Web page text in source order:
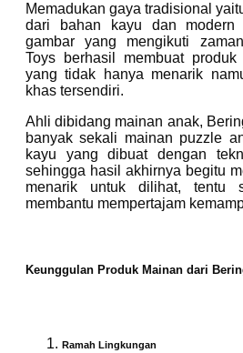
Memadukan gaya tradisional
dari bahan kayu dan modern
gambar yang mengikuti
Toys berhasil membuat produk
yang tidak hanya menarik
khas tersendiri.
Ahli dibidang mainan anak,
banyak sekali mainan puzzle
kayu yang dibuat dengan
sehingga hasil akhirnya begitu
menarik untuk dilihat, tentu
membantu mempertajam
Keunggulan Produk Mainan dari
Ramah Lingkungan